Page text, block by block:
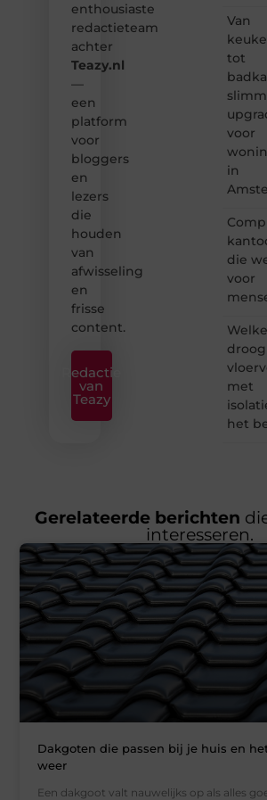
enthousiaste
redactieteam
achter
Teazy.nl
—
een
platform
voor
bloggers
en
lezers
die
houden
van
afwisseling
en
frisse
content.
Redactie
van
Teazy
Van
tot
voor
in
die
voor
Welke
met
het
Gerelateerde berichten
interesseren.
Dakgoten die passen bij je huis en
weer
Een dakgoot valt nauwelijks op als alles